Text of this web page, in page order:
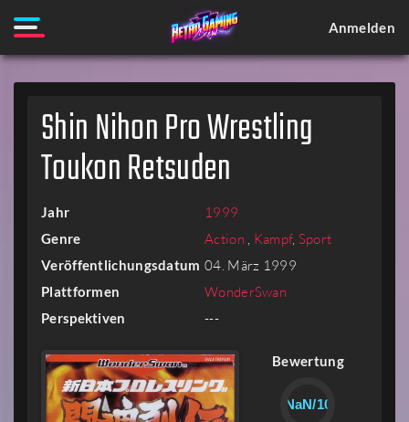
Anmelden
Shin Nihon Pro Wrestling
Toukon Retsuden
Jahr 1999
Genre Action , Kampf, Sport
Veröffentlichungsdatum 04. März 1999
Plattformen WonderSwan
Perspektiven ---
Bewertung
NaN/10